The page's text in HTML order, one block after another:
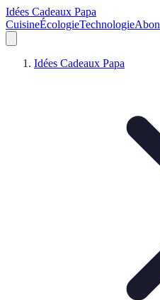
Idées Cadeaux Papa
CuisineÉcologieTechnologie
Idées Cadeaux Papa